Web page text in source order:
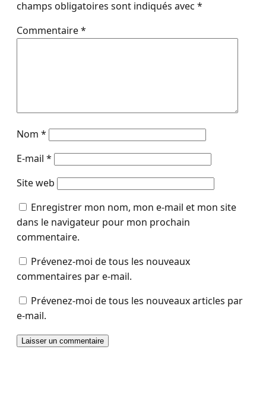
champs obligatoires sont indiqués avec *
Commentaire*
Nom *
E-mail *
Site web
Enregistrer mon nom, mon e-mail et mon site
dans le navigateur pour mon prochain
commentaire.
Prévenez-moi de tous les nouveaux
commentaires par e-mail.
Prévenez-moi de tous les nouveaux articles par
e-mail.